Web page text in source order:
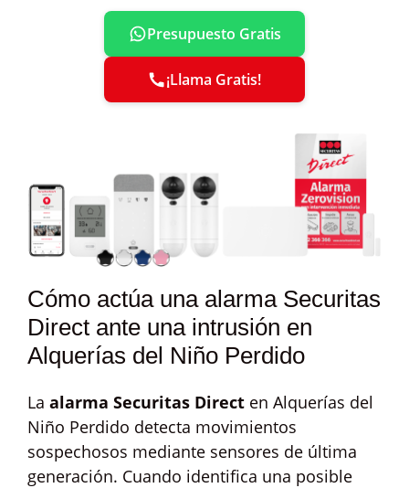
Presupuesto Gratis
¡Llama Gratis!
Cómo actúa una alarma Securitas
Direct ante una intrusión en
Alquerías del Niño Perdido
La alarma Securitas Direct en Alquerías del
Niño Perdido detecta movimientos
sospechosos mediante sensores de última
generación. Cuando identifica una posible